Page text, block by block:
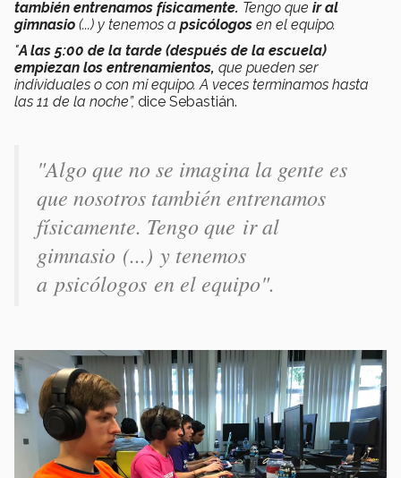
también entrenamos físicamente. Tengo que ir al
gimnasio (...) y tenemos a psicólogos en el equipo.
"A las 5:00 de la tarde (después de la escuela)
empiezan los entrenamientos, que pueden ser
individuales o con mi equipo. A veces terminamos hasta
las 11 de la noche”, dice Sebastián.
"Algo que no se imagina la gente es
que nosotros también entrenamos
físicamente. Tengo que ir al
gimnasio (...) y tenemos
a psicólogos en el equipo".